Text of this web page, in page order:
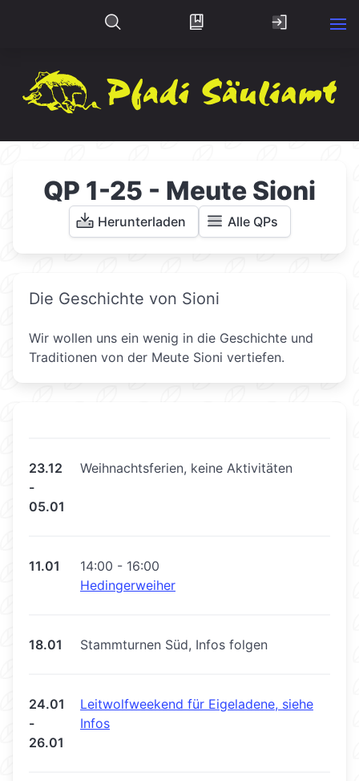
QP 1-25 - Meute Sioni
Herunterladen Alle QPs
Die Geschichte von Sioni
Wir wollen uns ein wenig in die Geschichte und
Traditionen von der Meute Sioni vertiefen.
23.12
-
05.01
Weihnachtsferien, keine Aktivitäten
11.01
14:00 - 16:00
Hedingerweiher
18.01 Stammturnen Süd, Infos folgen
24.01
-
26.01
Leitwolfweekend für Eigeladene, siehe
Infos